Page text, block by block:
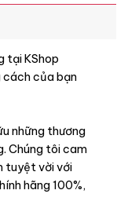
tại KShop
cách của bạn
những thương
Chúng tôi cam
tuyệt vời với
hãng 100%,